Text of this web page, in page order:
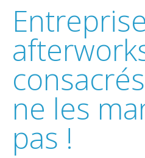
consacrés
ne les
pas !